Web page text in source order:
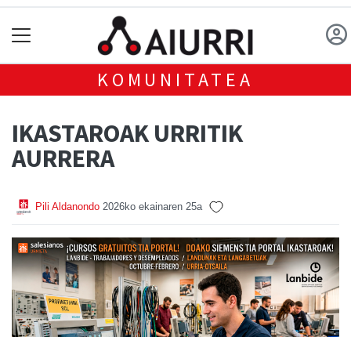
KOMUNITATEA
IKASTAROAK URRITIK
AURRERA
Pili Aldanondo 2026ko ekainaren 25a